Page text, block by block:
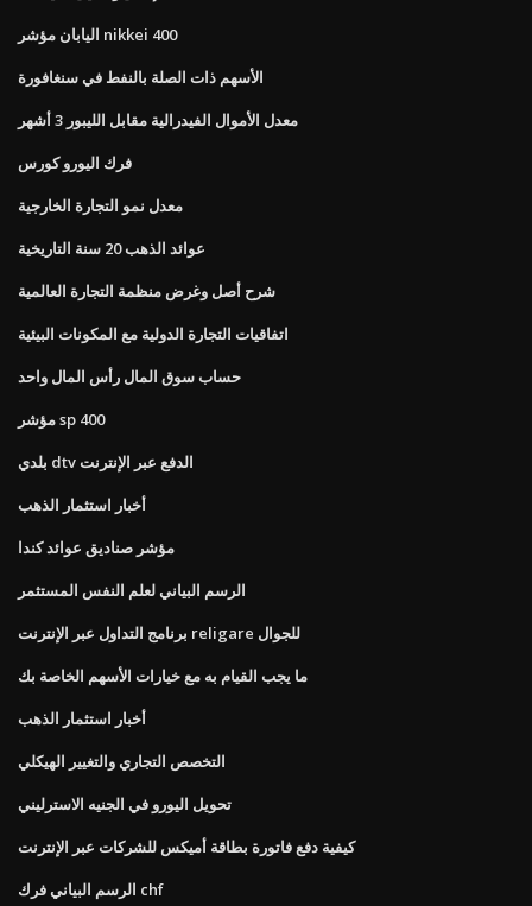
اليابان مؤشر nikkei 400
الأسهم ذات الصلة بالنفط في سنغافورة
معدل الأموال الفيدرالية مقابل الليبور 3 أشهر
فرك اليورو كورس
معدل نمو التجارة الخارجية
عوائد الذهب 20 سنة التاريخية
شرح أصل وغرض منظمة التجارة العالمية
اتفاقيات التجارة الدولية مع المكونات البيئية
حساب سوق المال رأس المال واحد
مؤشر sp 400
بلدي dtv الدفع عبر الإنترنت
أخبار استثمار الذهب
مؤشر صناديق عوائد كندا
الرسم البياني لعلم النفس المستثمر
برنامج التداول عبر الإنترنت religare للجوال
ما يجب القيام به مع خيارات الأسهم الخاصة بك
أخبار استثمار الذهب
التخصص التجاري والتغيير الهيكلي
تحويل اليورو في الجنيه الاسترليني
كيفية دفع فاتورة بطاقة أميكس للشركات عبر الإنترنت
الرسم البياني فرك chf